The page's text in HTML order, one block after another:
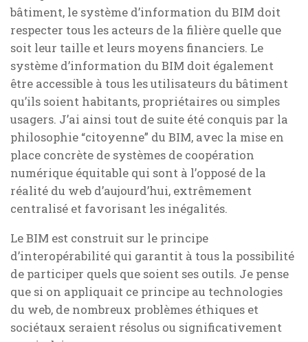
bâtiment, le système d’information du BIM doit
respecter tous les acteurs de la filière quelle que
soit leur taille et leurs moyens financiers. Le
système d’information du BIM doit également
être accessible à tous les utilisateurs du bâtiment
qu’ils soient habitants, propriétaires ou simples
usagers. J’ai ainsi tout de suite été conquis par la
philosophie “citoyenne” du BIM, avec la mise en
place concrète de systèmes de coopération
numérique équitable qui sont à l’opposé de la
réalité du web d’aujourd’hui, extrêmement
centralisé et favorisant les inégalités.
Le BIM est construit sur le principe
d’interopérabilité qui garantit à tous la possibilité
de participer quels que soient ses outils. Je pense
que si on appliquait ce principe au technologies
du web, de nombreux problèmes éthiques et
sociétaux seraient résolus ou significativement